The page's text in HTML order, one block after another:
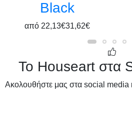
Black
από 22,13€31,62€
Το Houseart στα
Ακολουθήστε μας στα social media